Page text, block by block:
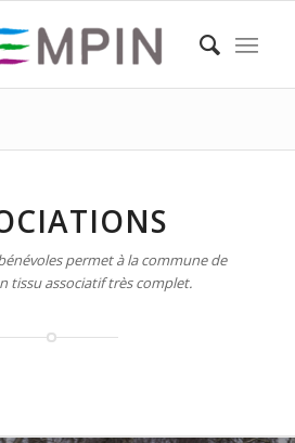
permet à la commune de
tissu associatif très complet.